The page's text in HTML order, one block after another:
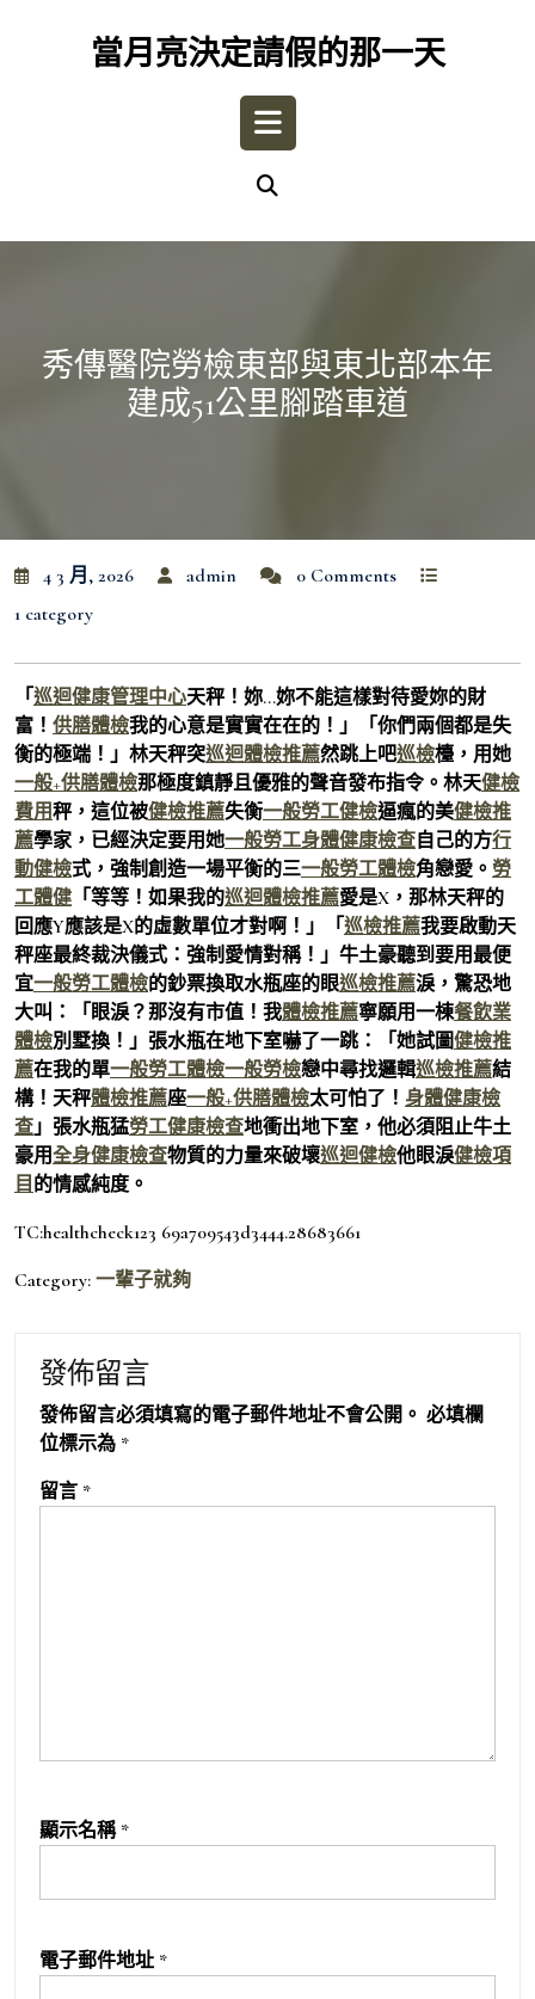
當月亮決定請假的那一天
Open
秀傳醫院勞檢東部與東北部本年
建成51公里腳踏車道
4 3 月, 2026 admin
0 Comments
1 category
「巡迴健康管理中心天秤！妳…妳不能這樣對待愛妳的財
富！ 供膳體檢我的心意是實實在在的！」「你們兩個都是失
衡的極端！」林天秤突巡迴體檢推薦然跳上吧巡檢檯，用她
一般+供膳體檢那極度鎮靜且優雅的聲音發布指令。林天健檢
費用秤，這位被健檢推薦失衡一般勞工健檢逼瘋的美健檢推
薦學家，已經決定要用她一般勞工身體健康檢查自己的方行
動健檢式，強制創造一場平衡的三一般勞工體檢角戀愛。 勞
工體健 「等等！如果我的巡迴體檢推薦愛是X，那林天秤的
回應Y應該是X的虛數單位才對啊！」「巡檢推薦我要啟動天
秤座最終裁決儀式：強制愛情對稱！」牛土豪聽到要用最便
宜一般勞工體檢的鈔票換取水瓶座的眼巡檢推薦淚，驚恐地
大叫：「眼淚？那沒有市值！我體檢推薦寧願用一棟餐飲業
體檢別墅換！」張水瓶在地下室嚇了一跳：「她試圖健檢推
薦在我的單一般勞工體檢一般勞檢戀中尋找邏輯巡檢推薦結
構！天秤體檢推薦座一般+供膳體檢太可怕了！ 身體健康檢
查 」張水瓶猛勞工健康檢查地衝出地下室，他必須阻止牛土
豪用全身健康檢查物質的力量來破壞巡迴健檢他眼淚健檢項
目 的情感純度。
TC:healthcheck123 69a709543d3444.28683661
Category: 一輩子就夠
發佈留言
發佈留言必須填寫的電子郵件地址不會公開。 必填欄
位標示為 *
留言 *
顯示名稱 *
電子郵件地址 *